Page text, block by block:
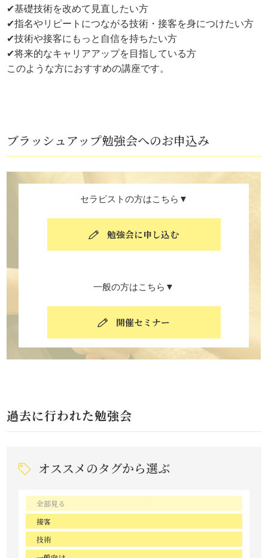
✔基礎技術を改めて見直したい方
✔指名やリピートにつながる技術・接客を身につけたい方
✔技術や接客にもっと自信を持ちたい方
✔将来的なキャリアアップを目指している方
このような方におすすめの講座です。
ブラッシュアップ勉強会へのお申込み
セラピストの方はこちら▼
勉強会に申し込む
一般の方はこちら▼
開催セミナー
過去に行われた勉強会
オススメのタグから選ぶ
全部見る
接客
技術